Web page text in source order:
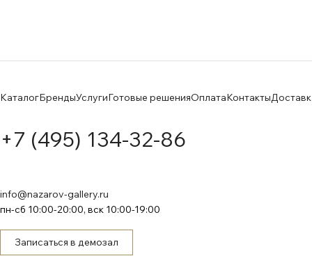
КаталогБрендыУслугиГотовые решенияОплатаКонтакты
+7 (495) 134-32-86
info@nazarov-gallery.ru
пн-сб 10:00-20:00, вск 10:00-19:00
Записаться в демозал